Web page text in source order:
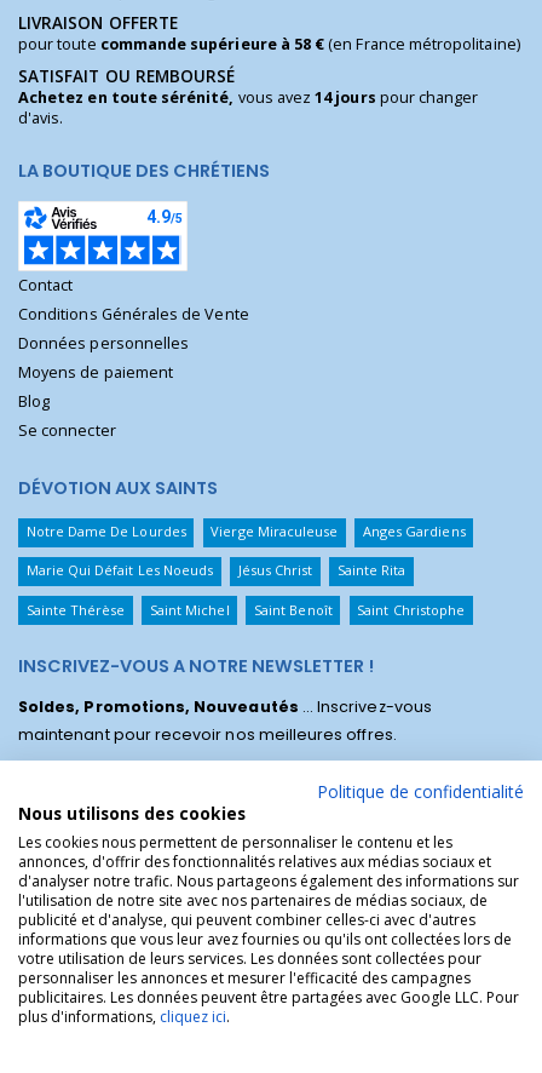
LIVRAISON OFFERTE
pour toute commande supérieure à 58 €(en France métropolitaine)
SATISFAIT OU REMBOURSÉ
Achetez en toute sérénité, vous avez14 jours pour changer
d'avis.
LA BOUTIQUE DES CHRÉTIENS
Contact
Conditions Générales de Vente
Données personnelles
Moyens de paiement
Blog
Se connecter
DÉVOTION AUX SAINTS
Notre Dame De Lourdes Vierge Miraculeuse Anges Gardiens
Marie Qui Défait Les Noeuds Jésus Christ Sainte Rita
Sainte Thérèse Saint Michel Saint Benoît Saint Christophe
INSCRIVEZ-VOUS A NOTRE NEWSLETTER !
Soldes, Promotions, Nouveautés ... Inscrivez-vous
maintenant pour recevoir nos meilleures offres.
La Boutique des Chrétiens © | La boutique religieuse chrétienne de
référence !.
Politique de confidentialité
Nous utilisons des cookies
Les cookies nous permettent de personnaliser le contenu et les
annonces, d'offrir des fonctionnalités relatives aux médias sociaux et
d'analyser notre trafic. Nous partageons également des informations sur
l'utilisation de notre site avec nos partenaires de médias sociaux, de
publicité et d'analyse, qui peuvent combiner celles-ci avec d'autres
informations que vous leur avez fournies ou qu'ils ont collectées lors de
votre utilisation de leurs services. Les données sont collectées pour
personnaliser les annonces et mesurer l'efficacité des campagnes
publicitaires. Les données peuvent être partagées avec Google LLC. Pour
plus d'informations, cliquez ici.